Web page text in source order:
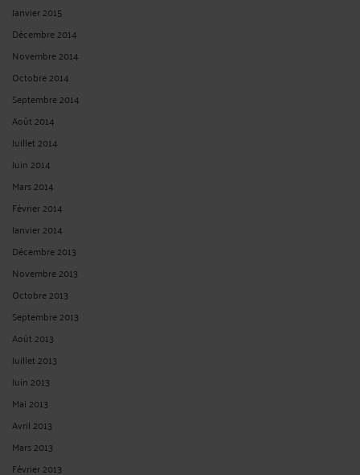
Janvier 2015
Décembre 2014
Novembre 2014
Octobre 2014
Septembre 2014
Août 2014
Juillet 2014
Juin 2014
Mars 2014
Février 2014
Janvier 2014
Décembre 2013
Novembre 2013
Octobre 2013
Septembre 2013
Août 2013
Juillet 2013
Juin 2013
Mai 2013
Avril 2013
Mars 2013
Février 2013